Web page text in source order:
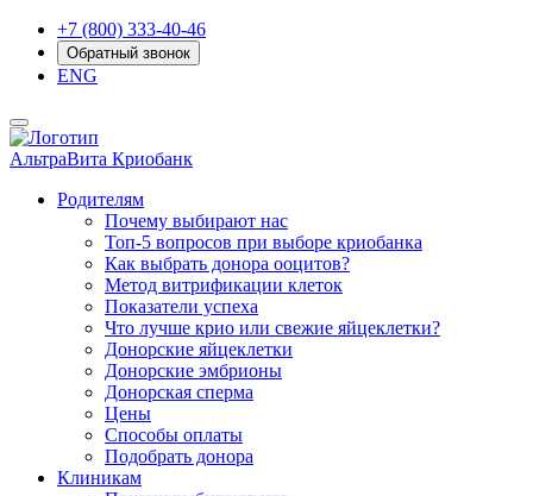
+7 (800) 333-40-46
Обратный звонок
ENG
АльтраВита Криобанк
Родителям
Почему выбирают нас
Топ-5 вопросов при выборе криобанка
Как выбрать донора ооцитов?
Метод витрификации клеток
Показатели успеха
Что лучше крио или свежие яйцеклетки?
Донорские яйцеклетки
Донорские эмбрионы
Донорская сперма
Цены
Способы оплаты
Подобрать донора
Клиникам